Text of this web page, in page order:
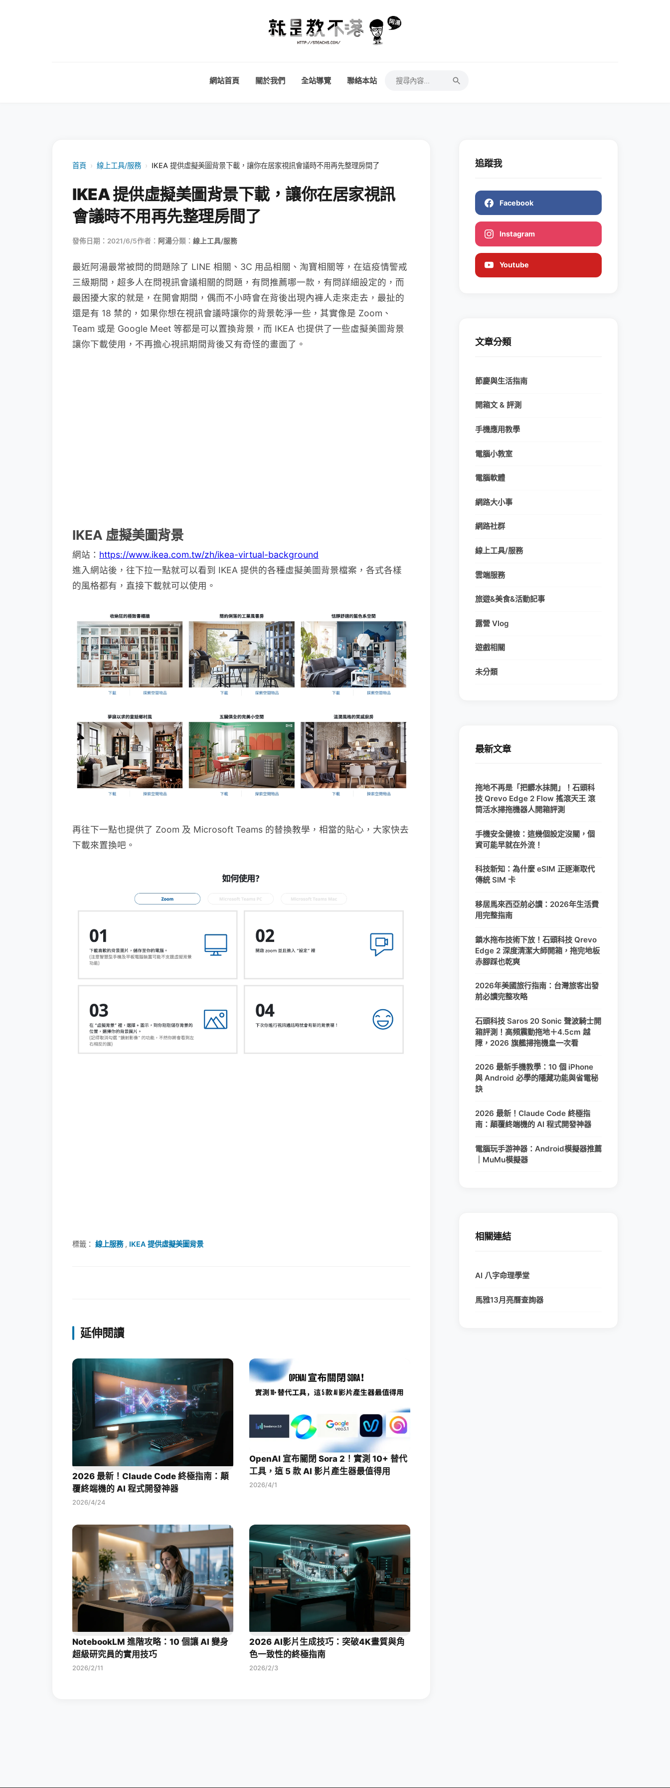
網站首頁 關於我們 全站導覽 聯絡本站
首頁 › 線上工具/服務 › IKEA 提供虛擬美圖背景下載，讓你在居家視訊會議時不用再先整理房間了
IKEA 提供虛擬美圖背景下載，讓你在居家視訊
會議時不用再先整理房間了
發佈日期：2021/6/5作者： 阿湯分類： 線上工具/服務
最近阿湯最常被問的問題除了 LINE 相關、3C 用品相關、淘寶相關等，在這疫情警戒
三級期間，超多人在問視訊會議相關的問題，有問推薦哪一款，有問詳細設定的，而
最困擾大家的就是，在開會期間，偶而不小時會在背後出現內褲人走來走去，最扯的
還是有 18 禁的，如果你想在視訊會議時讓你的背景乾淨一些，其實像是 Zoom、
Team 或是 Google Meet 等都是可以置換背景，而 IKEA 也提供了一些虛擬美圖背景
讓你下載使用，不再擔心視訊期間背後又有奇怪的畫面了。
IKEA 虛擬美圖背景
網站： https://www.ikea.com.tw/zh/ikea-virtual-background
進入網站後，往下拉一點就可以看到 IKEA 提供的各種虛擬美圖背景檔案，各式各樣
的風格都有，直接下載就可以使用。
再往下一點也提供了 Zoom 及 Microsoft Teams 的替換教學，相當的貼心，大家快去
下載來置換吧。
標籤： 線上服務, IKEA 提供虛擬美圖背景
延伸閱讀
2026 最新！Claude Code 終極指南：顛
覆終端機的 AI 程式開發神器
2026/4/24
OpenAI 宣布關閉 Sora 2！實測 10+ 替代
工具，這 5 款 AI 影片產生器最值得用
2026/4/1
NotebookLM 進階攻略：10 個讓 AI 變身
超級研究員的實用技巧
2026/2/11
2026 AI影片生成技巧：突破4K畫質與角
色一致性的終極指南
2026/2/3
追蹤我
Facebook
Instagram
Youtube
文章分類
節慶與生活指南
開箱文 & 評測
手機應用教學
電腦小教室
電腦軟體
網路大小事
網路社群
線上工具/服務
雲端服務
旅遊&美食&活動記事
露營 Vlog
遊戲相關
未分類
最新文章
拖地不再是「把髒水抹開」！石頭科
技 Qrevo Edge 2 Flow 搖滾天王 滾
筒活水掃拖機器人開箱評測
手機安全健檢：這幾個設定沒關，個
資可能早就在外流！
科技新知：為什麼 eSIM 正逐漸取代
傳統 SIM 卡
移居馬來西亞前必讀：2026年生活費
用完整指南
鎖水拖布技術下放！石頭科技 Qrevo
Edge 2 深度清潔大師開箱，拖完地板
赤腳踩也乾爽
2026年美國旅行指南：台灣旅客出發
前必讀完整攻略
石頭科技 Saros 20 Sonic 聲波騎士開
箱評測！高頻震動拖地＋4.5cm 越
障，2026 旗艦掃拖機皇一次看
2026 最新手機教學：10 個 iPhone
與 Android 必學的隱藏功能與省電秘
訣
2026 最新！Claude Code 終極指
南：顛覆終端機的 AI 程式開發神器
電腦玩手游神器：Android模擬器推薦
｜MuMu模擬器
相關連結
AI 八字命理學堂
馬雅13月亮曆查詢器